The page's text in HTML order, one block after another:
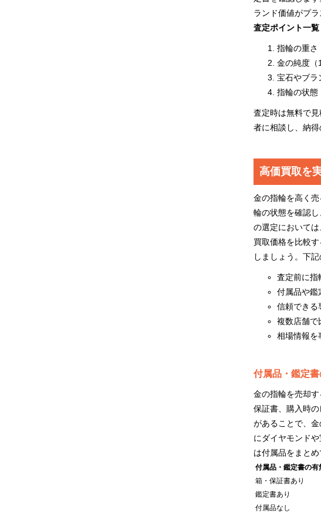
ランド価値がプ
査定ポイント一覧
指輪の重さ
金の純度（
宝石やブラ
指輪の状態
査定時は無料で
者に相談し、納得
高価買取を
金の指輪を高く
輪の状態を確認
の選定において
買取価格を比較
しましょう。下
査定前に指
付属品や鑑
信頼できる
複数店舗で
相場情報を
付属品・鑑定
金の指輪を売却
保証書、購入時
があることで、
にダイヤモンド
は付属品をまとめ
付属品・鑑定書の有
箱・保証書あり
鑑定書あり
付属品なし